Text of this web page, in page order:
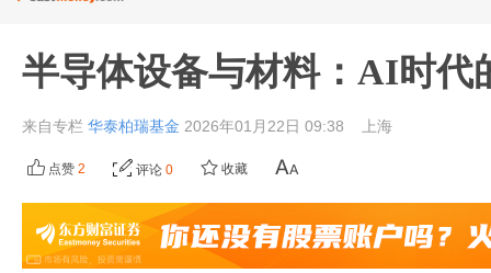
半导体设备与材料：AI时代
来自专栏 华泰柏瑞基金 2026年01月22日 09:38 上海
点赞 2 评论 0 收藏